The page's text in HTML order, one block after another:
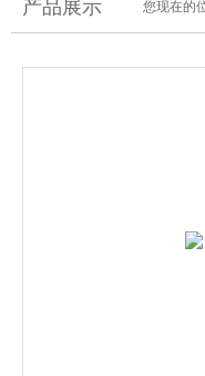
产品展示 您现在的